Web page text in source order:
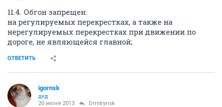
11.4. Обгон запрещен:
на регулируемых перекрестках, а также на
нерегулируемых перекрестках при движении по
дороге, не являющейся главной;
ОТВЕТИТЬ
igornsk
дед
20 июня 2013 Dmitrynsk